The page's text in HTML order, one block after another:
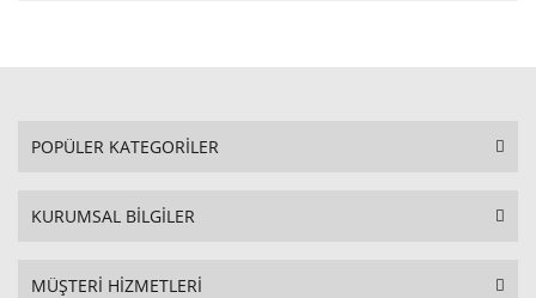
POPÜLER KATEGORİLER
KURUMSAL BİLGİLER
MÜŞTERİ HİZMETLERİ